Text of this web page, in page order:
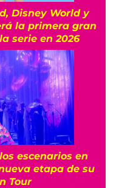
Disney World y
la primera gran
serie en 2026
escenarios en
etapa de su
Tour